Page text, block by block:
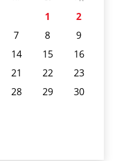
1
2
7 8
9
14 15
16
21 22
23
28 29
30